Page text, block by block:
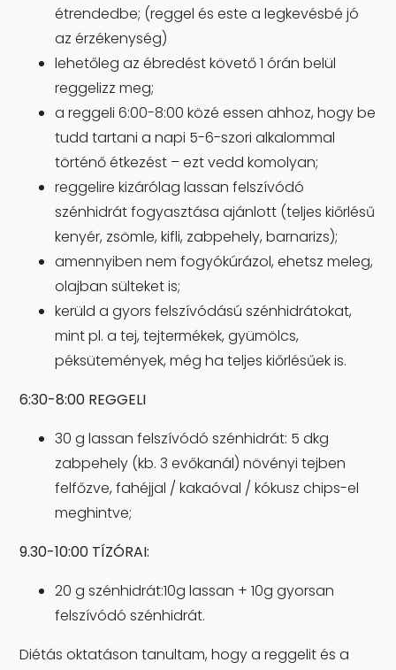
étrendedbe; (reggel és este a legkevésbé jó
az érzékenység)
lehetőleg az ébredést követő 1 órán belül
reggelizz meg;
a reggeli 6:00-8:00 közé essen ahhoz, hogy be
tudd tartani a napi 5-6-szori alkalommal
történő étkezést – ezt vedd komolyan;
reggelire kizárólag lassan felszívódó
szénhidrát fogyasztása ajánlott (teljes kiőrlésű
kenyér, zsömle, kifli, zabpehely, barnarizs);
amennyiben nem fogyókúrázol, ehetsz meleg,
olajban sülteket is;
kerüld a gyors felszívódású szénhidrátokat,
mint pl. a tej, tejtermékek, gyümölcs,
péksütemények, még ha teljes kiőrlésűek is.
6:30-8:00 REGGELI
30 g lassan felszívódó szénhidrát: 5 dkg
zabpehely (kb. 3 evőkanál) növényi tejben
felfőzve, fahéjjal / kakaóval / kókusz chips-el
meghintve;
9.30-10:00 TÍZÓRAI:
20 g szénhidrát:10g lassan + 10g gyorsan
felszívódó szénhidrát.
Diétás oktatáson tanultam, hogy a reggelit és a